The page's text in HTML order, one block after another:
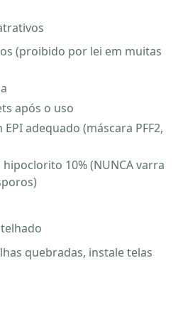
(proibido por lei em muitas
após o uso
adequado (máscara PFF2,
10% (NUNCA varra
quebradas, instale telas